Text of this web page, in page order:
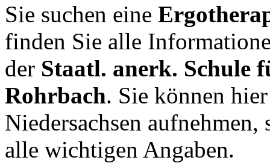
Sie suchen eine
finden Sie alle
der Staatl. anerk. Schule
Rohrbach. Sie können
Niedersachsen
alle wichtigen Angaben.